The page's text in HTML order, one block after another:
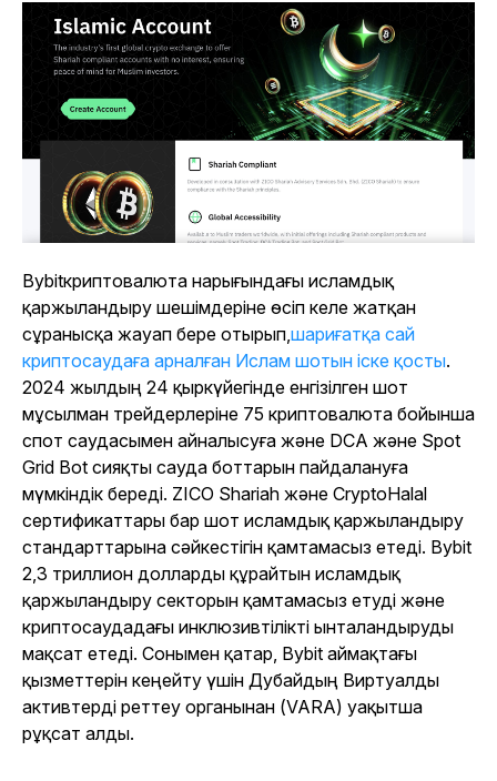
Bybitкриптовалюта нарығындағы исламдық
қаржыландыру шешімдеріне өсіп келе жатқан
сұранысқа жауап бере отырып, шариғатқа сай
криптосаудаға арналған Ислам шотын іске қосты.
2024 жылдың 24 қыркүйегінде енгізілген шот
мұсылман трейдерлеріне 75 криптовалюта бойынша
спот саудасымен айналысуға және DCA және Spot
Grid Bot сияқты сауда боттарын пайдалануға
мүмкіндік береді. ZICO Shariah және CryptoHalal
сертификаттары бар шот исламдық қаржыландыру
стандарттарына сәйкестігін қамтамасыз етеді. Bybit
2,3 триллион долларды құрайтын исламдық
қаржыландыру секторын қамтамасыз етуді және
криптосаудадағы инклюзивтілікті ынталандыруды
мақсат етеді. Сонымен қатар, Bybit аймақтағы
қызметтерін кеңейту үшін Дубайдың Виртуалды
активтерді реттеу органынан (VARA) уақытша
рұқсат алды.